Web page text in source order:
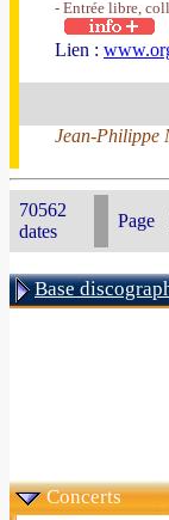
- Entrée libre,
Lien :
Jean-Philippe
70562
dates
Page
Base
Concerts